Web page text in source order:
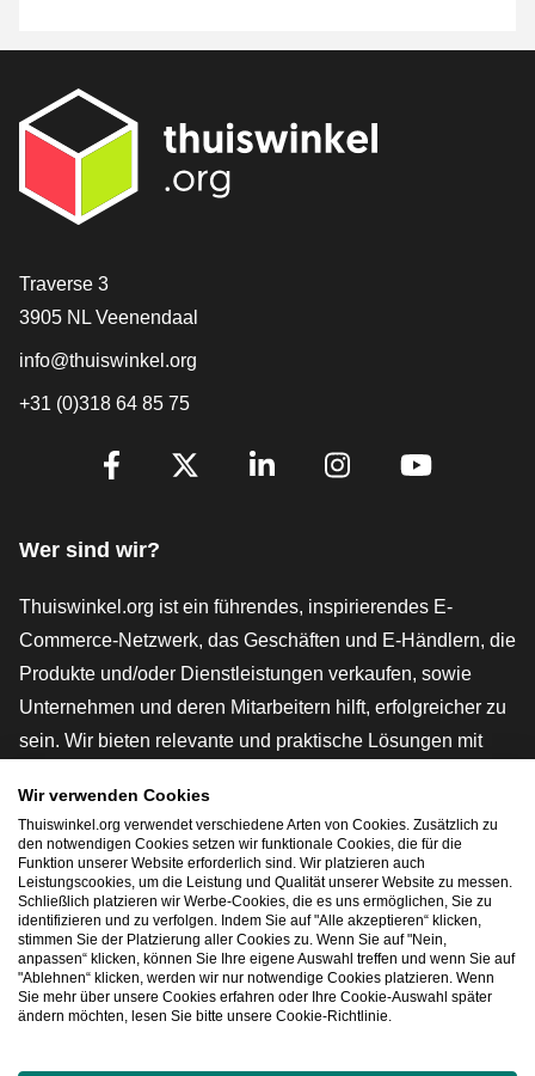
[_General:Contact]
Traverse 3
3905 NL Veenendaal
info@thuiswinkel.org
+31 (0)318 64 85 75
[_General:SocialMediaTitle]
Wer sind wir?
Thuiswinkel.org ist ein führendes, inspirierendes E-
Commerce-Netzwerk, das Geschäften und E-Händlern, die
Produkte und/oder Dienstleistungen verkaufen, sowie
Unternehmen und deren Mitarbeitern hilft, erfolgreicher zu
sein. Wir bieten relevante und praktische Lösungen mit
rechtlichen Instrumenten und Beratung,
Interessenvertretung, Marktforschung und verfügen über
eine eigene Bildungsplattform, die Thuiswinkel e-
Academy.
Schnelles Navigieren
Wir verwenden Cookies
Thuiswinkel.org verwendet verschiedene Arten von Cookies. Zusätzlich zu
den notwendigen Cookies setzen wir funktionale Cookies, die für die
Funktion unserer Website erforderlich sind. Wir platzieren auch
Leistungscookies, um die Leistung und Qualität unserer Website zu messen.
Schließlich platzieren wir Werbe-Cookies, die es uns ermöglichen, Sie zu
identifizieren und zu verfolgen. Indem Sie auf "Alle akzeptieren“ klicken,
stimmen Sie der Platzierung aller Cookies zu. Wenn Sie auf "Nein,
anpassen“ klicken, können Sie Ihre eigene Auswahl treffen und wenn Sie auf
"Ablehnen“ klicken, werden wir nur notwendige Cookies platzieren. Wenn
Sie mehr über unsere Cookies erfahren oder Ihre Cookie-Auswahl später
ändern möchten, lesen Sie bitte unsere Cookie-Richtlinie.